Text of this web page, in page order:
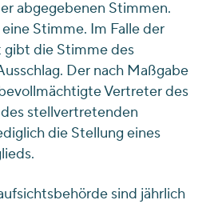
abgegebenen Stimmen.
Stimme. Im Falle der
die Stimme des
Der nach Maßgabe
Vertreter des
stellvertretenden
die Stellung eines
sind jährlich